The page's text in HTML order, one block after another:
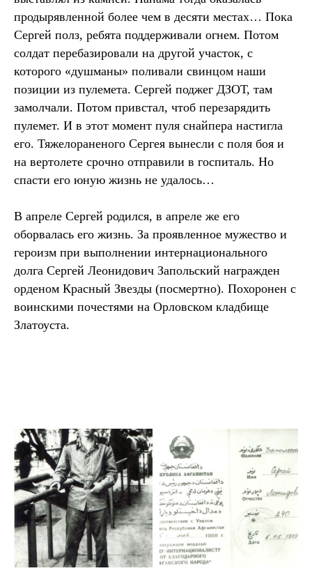
продырявленной более чем в десяти местах… Пока
Сергей полз, ребята поддерживали огнем. Потом
солдат перебазировали на другой участок, с
которого «душманы» поливали свинцом наши
позиции из пулемета. Сергей поджег ДЗОТ, там
замолчали. Потом привстал, чтоб перезарядить
пулемет. И в этот момент пуля снайпера настигла
его. Тяжелораненого Сергея вынесли с поля боя и
на вертолете срочно отправили в госпиталь. Но
спасти его юную жизнь не удалось…
В апреле Сергей родился, в апреле же его
оборвалась его жизнь. За проявленное мужество и
героизм при выполнении интернационального
долга Сергей Леонидович Запольский награжден
орденом Красный Звезды (посмертно). Похоронен с
воинскими почестями на Орловском кладбище
Златоуста.